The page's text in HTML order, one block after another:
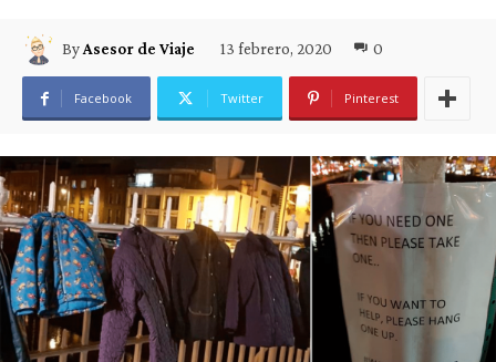
ByAsesor de Viaje 13 febrero, 2020 0
Facebook Twitter Pinterest